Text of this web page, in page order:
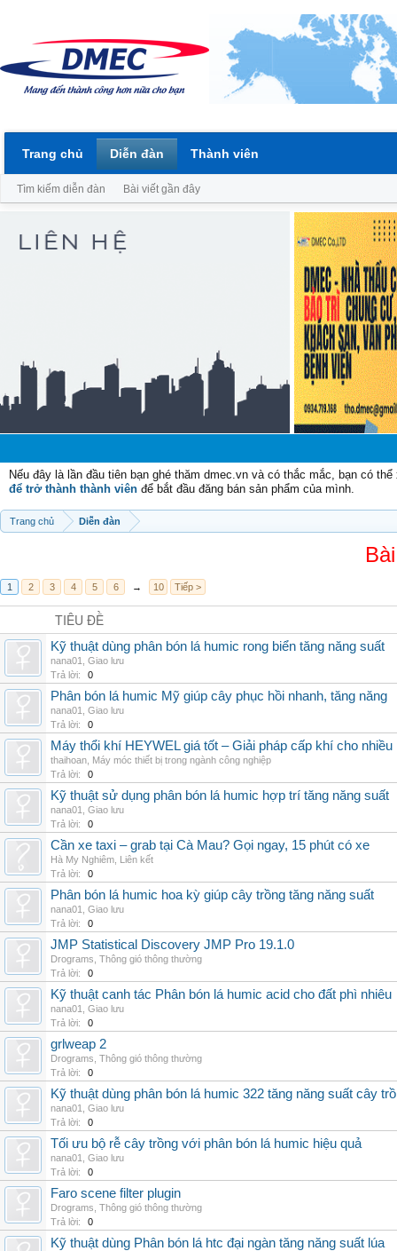
Nếu đây là lần đầu tiên bạn ghé thăm dmec.vn và có thắc mắc, bạn có
để trở thành thành viên để bắt đầu đăng bán sản phẩm của mình.
Trang chủ Diễn đàn
1 2 3 4 5 6 → 10 Tiếp >
TIÊU ĐỀ
Kỹ thuật dùng phân bón lá humic rong biển tăng năng suất
nana01
Giao lưu
Trả lời:
0
Phân bón lá humic Mỹ giúp cây phục hồi nhanh, tăng năng
nana01
Giao lưu
Trả lời:
0
Máy thổi khí HEYWEL giá tốt – Giải pháp cấp khí cho
thaihoan Máy móc thiết bị trong ngành công nghiệp
Trả lời:
0
Kỹ thuật sử dụng phân bón lá humic hợp trí tăng năng suất
nana01
Giao lưu
Trả lời:
0
Cần xe taxi – grab tại Cà Mau? Gọi ngay, 15 phút có xe
Hà My Nghiêm Liên kết
Trả lời:
0
Phân bón lá humic hoa kỳ giúp cây trồng tăng năng suất
nana01
Giao lưu
Trả lời:
0
JMP Statistical Discovery JMP Pro 19.1.0
Drograms Thông gió thông thường
Trả lời:
0
Kỹ thuật canh tác Phân bón lá humic acid cho đất phì nhiêu
nana01
Giao lưu
Trả lời:
0
grlweap 2
Drograms Thông gió thông thường
Trả lời:
0
Kỹ thuật dùng phân bón lá humic 322 tăng năng suất cây
nana01
Giao lưu
Trả lời:
0
Tối ưu bộ rễ cây trồng với phân bón lá humic hiệu quả
nana01
Giao lưu
Trả lời:
0
Faro scene filter plugin
Drograms Thông gió thông thường
Trả lời:
0
Kỹ thuật dùng Phân bón lá htc đại ngàn tăng năng suất lúa
Trang chủ Diễn đàn
Tìm kiếm diễn đàn Bài viết gần đây
Thành viên